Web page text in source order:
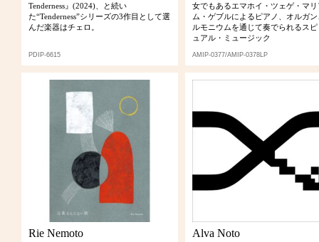
Tenderness』(2024)、と続い
た“Tenderness”シリーズの3作目として選
んだ楽器はチェロ。
PDIP-6615
女でもあるエマホイ・ツェゲ・マリ
ム・ゲブルによるピアノ、オルガ
ルモニウムを通じて奏でられるス
ュアル・ミュージック
AMIP-0377/AMIP-0378LP
Rie Nemoto
Alva Noto